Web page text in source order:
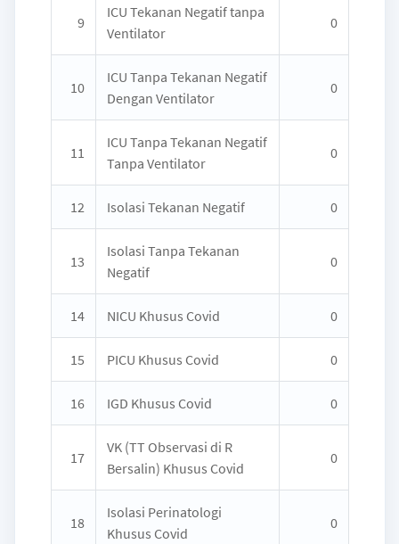
9
ICU Tekanan Negatif tanpa
Ventilator
0
10
ICU Tanpa Tekanan Negatif
Dengan Ventilator
0
11
ICU Tanpa Tekanan Negatif
Tanpa Ventilator
0
12 Isolasi Tekanan Negatif 0
13
Isolasi Tanpa Tekanan
Negatif
0
14 NICU Khusus Covid 0
15 PICU Khusus Covid 0
16 IGD Khusus Covid 0
17
VK (TT Observasi di R
Bersalin) Khusus Covid
0
18
Isolasi Perinatologi
Khusus Covid
0